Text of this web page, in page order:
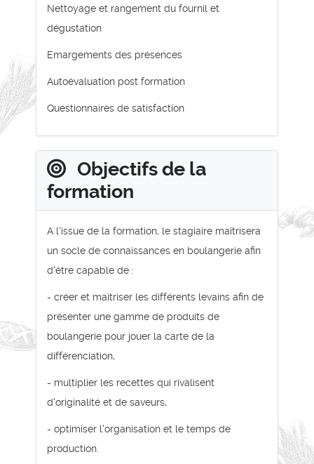
Nettoyage et rangement du fournil et
dégustation
Emargements des présences
Autoévaluation post formation
Questionnaires de satisfaction
Objectifs de la
formation
A l'issue de la formation, le stagiaire maîtrisera
un socle de connaissances en boulangerie afin
d'être capable de :
- créer et maîtriser les différents levains afin de
présenter une gamme de produits de
boulangerie pour jouer la carte de la
différenciation,
- multiplier les recettes qui rivalisent
d'originalité et de saveurs,
- optimiser l'organisation et le temps de
production.